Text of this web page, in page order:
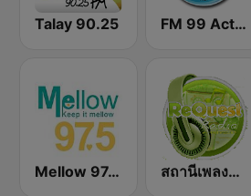
Talay 90.25 FM 99 Active Radio
Mellow 97.5 FM สถานีเพลงสตริง Request Radio